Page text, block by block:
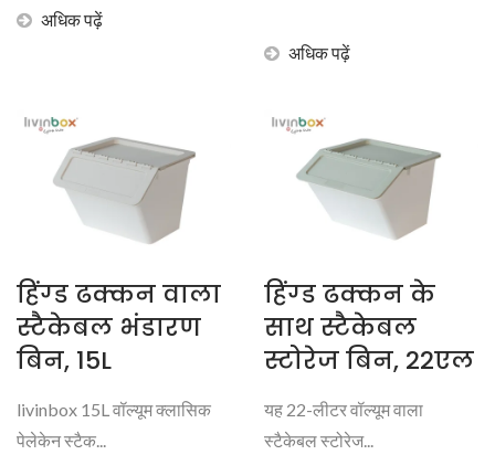
अधिक पढ़ें
अधिक पढ़ें
हिंग्ड ढक्कन वाला
स्टैकेबल भंडारण
बिन, 15L
livinbox 15L वॉल्यूम क्लासिक
पेलेकेन स्टैक...
हिंग्ड ढक्कन के
साथ स्टैकेबल
स्टोरेज बिन, 22एल
यह 22-लीटर वॉल्यूम वाला
स्टैकेबल स्टोरेज...